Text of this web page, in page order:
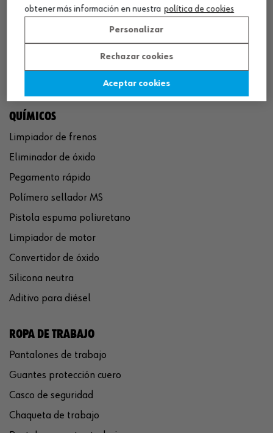
¡SÍGUENOS!
QUÍMICOS
Limpiador de frenos
Eliminador de óxido
Pegamento rápido
Polímero sellador MS
Pistola espuma poliuretano
Limpiador de motor
Convertidor de óxido
Silicona neutra
Aditivo para diésel
ROPA DE TRABAJO
Pantalones de trabajo
Guantes protección cuero
Casco de seguridad
Chaqueta de trabajo
obtener más información en nuestra política de cookies
Personalizar
Rechazar cookies
Aceptar cookies